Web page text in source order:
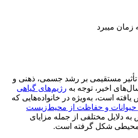
مستقیمی بر رشد جسمی، ذهنی و
اخیر، توجه به رژیم‌های گیاهی
است، به‌ویژه در خانواده‌هایی که
و حفاظت از محیط‌زیست
دلایل مختلفی از جمله مزایای
شکل گرفته است.